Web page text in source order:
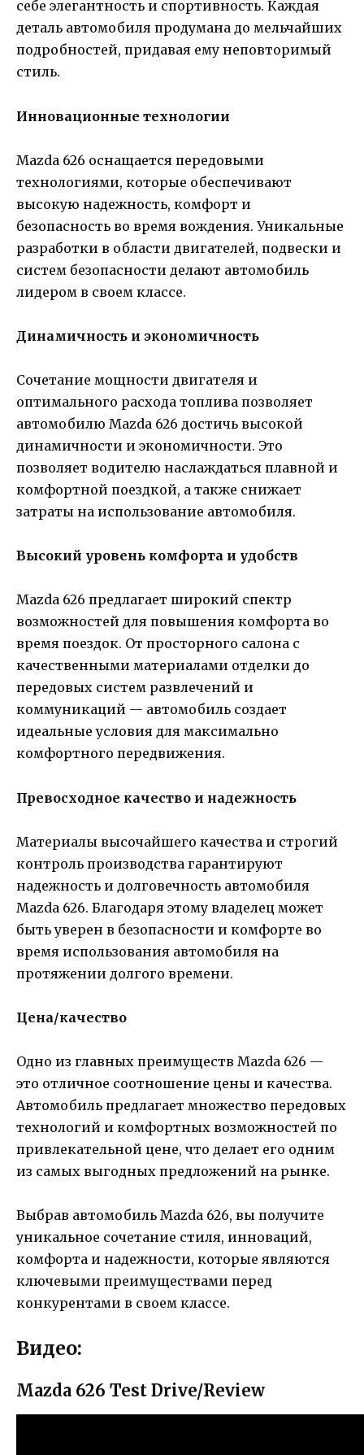
себе элегантность и спортивность. Каждая
деталь автомобиля продумана до мельчайших
подробностей, придавая ему неповторимый
стиль.
Инновационные технологии
Mazda 626 оснащается передовыми
технологиями, которые обеспечивают
высокую надежность, комфорт и
безопасность во время вождения. Уникальные
разработки в области двигателей, подвески и
систем безопасности делают автомобиль
лидером в своем классе.
Динамичность и экономичность
Сочетание мощности двигателя и
оптимального расхода топлива позволяет
автомобилю Mazda 626 достичь высокой
динамичности и экономичности. Это
позволяет водителю наслаждаться плавной и
комфортной поездкой, а также снижает
затраты на использование автомобиля.
Высокий уровень комфорта и удобств
Mazda 626 предлагает широкий спектр
возможностей для повышения комфорта во
время поездок. От просторного салона с
качественными материалами отделки до
передовых систем развлечений и
коммуникаций — автомобиль создает
идеальные условия для максимально
комфортного передвижения.
Превосходное качество и надежность
Материалы высочайшего качества и строгий
контроль производства гарантируют
надежность и долговечность автомобиля
Mazda 626. Благодаря этому владелец может
быть уверен в безопасности и комфорте во
время использования автомобиля на
протяжении долгого времени.
Цена/качество
Одно из главных преимуществ Mazda 626 —
это отличное соотношение цены и качества.
Автомобиль предлагает множество передовых
технологий и комфортных возможностей по
привлекательной цене, что делает его одним
из самых выгодных предложений на рынке.
Выбрав автомобиль Mazda 626, вы получите
уникальное сочетание стиля, инноваций,
комфорта и надежности, которые являются
ключевыми преимуществами перед
конкурентами в своем классе.
Видео:
Mazda 626 Test Drive/Review